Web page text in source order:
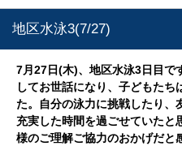
地区水泳3(7/27)
7月27日(木)、地区水泳3日目で
してお世話になり、子どもた
た。自分の泳力に挑戦したり、
充実した時間を過ごせていたと
様のご理解ご協力のおかげだと